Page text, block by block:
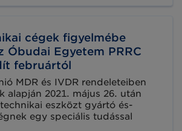
cégek figyelmébe
Óbudai Egyetem PRRC
februártól
MDR és IVDR rendeleteiben
alapján 2021. május 26. után
eszközt gyártó és-
egy speciális tudással
és